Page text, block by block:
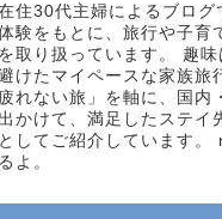
住30代主婦によるブログ
験をもとに、旅行や子育
取り扱っています。 趣味
けたマイペースな家族旅
疲れない旅」を軸に、国内
かけて、満足したステイ
してご紹介しています。
よ。